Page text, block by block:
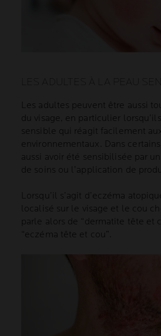
Les adultes peuvent être aussi
du visage, en particulier
sensible qui réagit facilement
environnementaux. Dans
aussi avoir été sensibilisée par
de soins ou l’application de
Lorsqu’il s’agit d’eczéma
localisé sur le visage et le cou
parle alors de “dermatite tête et
“eczéma tête et cou”.